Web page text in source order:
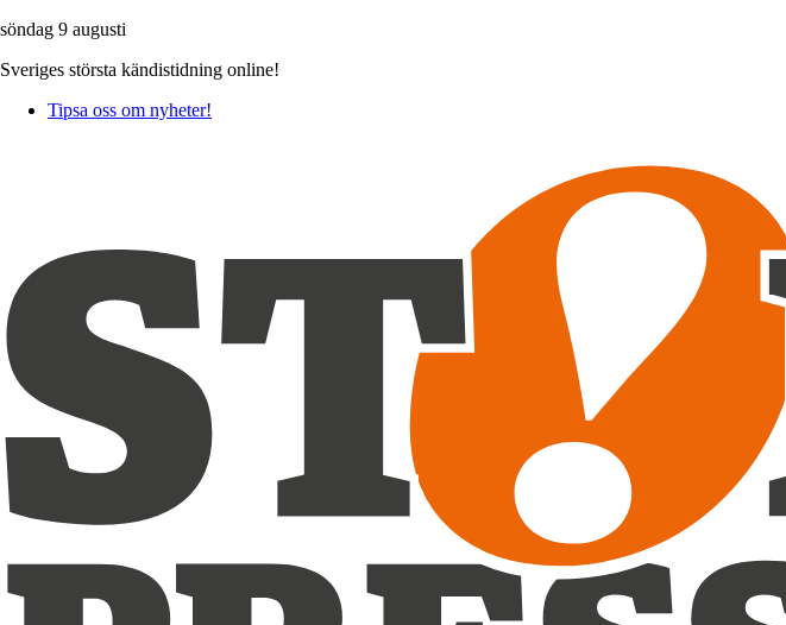
söndag 9 augusti
Sveriges största kändistidning online!
Tipsa oss om nyheter!